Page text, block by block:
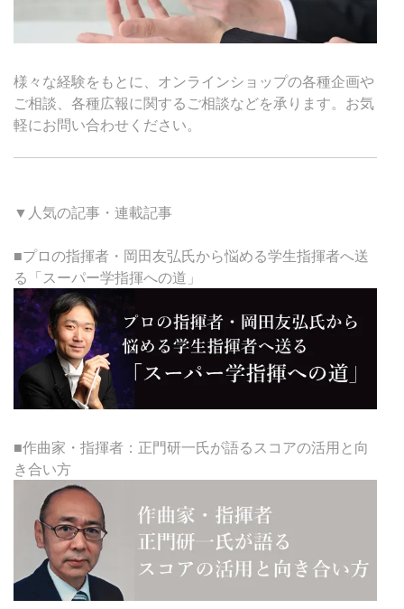
様々な経験をもとに、オンラインショップの各種企画や
ご相談、各種広報に関するご相談などを承ります。お気
軽にお問い合わせください。
▼人気の記事・連載記事
■プロの指揮者・岡田友弘氏から悩める学生指揮者へ送
る「スーパー学指揮への道」
■作曲家・指揮者：正門研一氏が語るスコアの活用と向
き合い方